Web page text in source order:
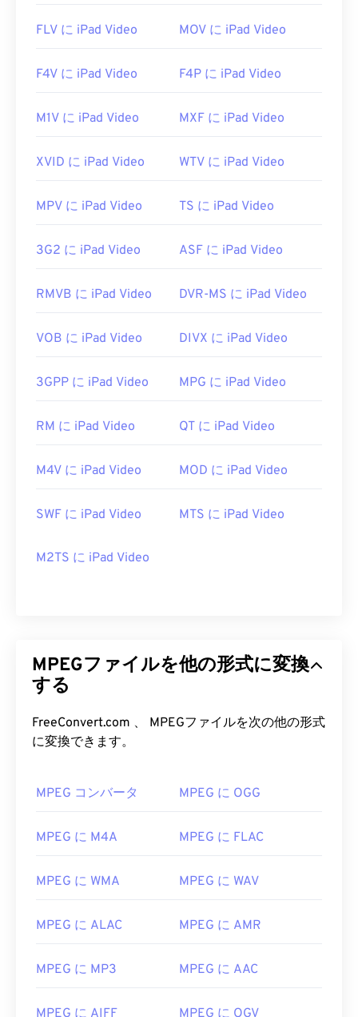
00 00
00 00
生できます。
フトウェアが必要になる場合があります。例えば、
です。その場合は、MPEG-2ビデオデコーダー
さい。それでもうまくいかない場合は、 VLCメデ
ィアプレーヤー
をお試しください。
開発元: Motion Picture Experts Group (MPEG)
役立つリンク:
FLV に iPad Video MOV に iPad Video
F4V に iPad Video F4P に iPad Video
M1V に iPad Video MXF に iPad Video
XVID に iPad Video WTV に iPad Video
MPV に iPad Video TS に iPad Video
3G2 に iPad Video ASF に iPad Video
RMVB に iPad Video DVR-MS に iPad Video
VOB に iPad Video DIVX に iPad Video
3GPP に iPad Video MPG に iPad Video
RM に iPad Video QT に iPad Video
M4V に iPad Video MOD に iPad Video
SWF に iPad Video MTS に iPad Video
M2TS に iPad Video
MPEGファイルを他の形式に変換
する
FreeConvert.com 、 MPEGファイルを次の他の形式
に変換できます。
MPEG コンバータ MPEG に OGG
MPEG に M4A MPEG に FLAC
MPEG に WMA MPEG に WAV
MPEG に ALAC MPEG に AMR
MPEG に MP3 MPEG に AAC